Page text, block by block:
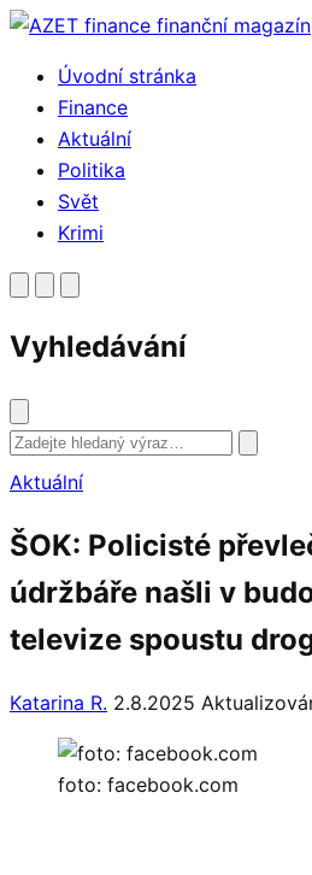
Přejít
obsahuÚvodní stránka
Finance
Aktuální
Politika
Svět
Krimi
Vyhledávání
Vyhledat
Aktuální
ŠOK: Policisté
údržbáře našli v
televize spoustu
Katarina R. 2.8.2025
foto: facebook.com